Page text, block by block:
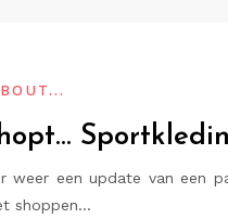
weer een update van een
shoppen…